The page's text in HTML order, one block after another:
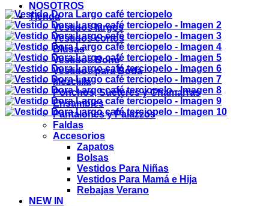
NOSOTROS
Tienda
Vestidos largos
Vestidos cortos
Blusas
Vestidos Boho
Vestidos para Boda
Mezclilla
Ponchos, Suéteres y Chamarras
Ensambles
Pantalones y Palazzos
Faldas
Accesorios
Zapatos
Bolsas
Vestidos Para Niñas
Vestidos Para Mamá e Hija
Rebajas Verano
NEW IN